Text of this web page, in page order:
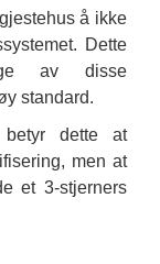
å ikke
Dette
av disse
standard.
dette at
men at
et 3-stjerners